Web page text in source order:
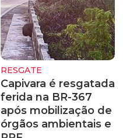
RESGATE
Capivara é resgatada
ferida na BR-367
após mobilização de
órgãos ambientais e